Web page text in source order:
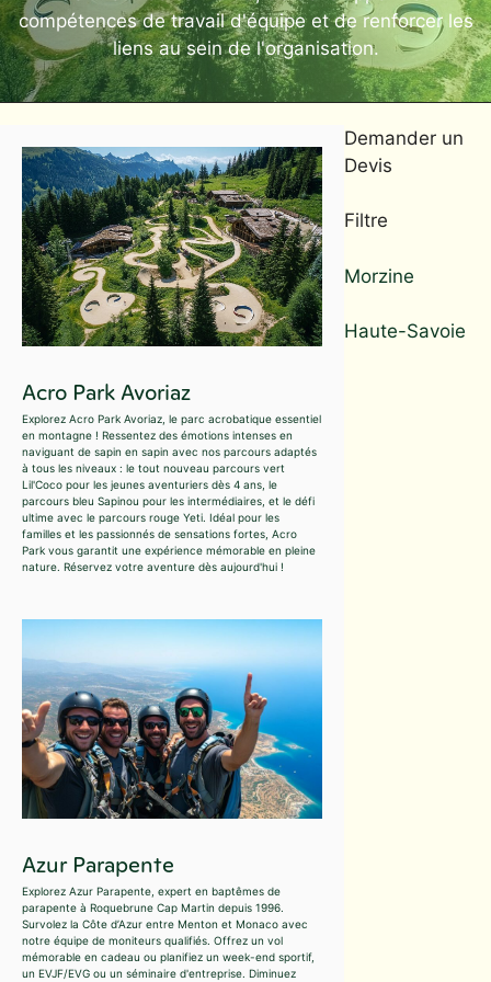
compétences de travail d'équipe et de renforcer les
liens au sein de l'organisation.
Acro Park Avoriaz
Explorez Acro Park Avoriaz, le parc acrobatique essentiel
en montagne ! Ressentez des émotions intenses en
naviguant de sapin en sapin avec nos parcours adaptés
à tous les niveaux : le tout nouveau parcours vert
Lil'Coco pour les jeunes aventuriers dès 4 ans, le
parcours bleu Sapinou pour les intermédiaires, et le défi
ultime avec le parcours rouge Yeti. Idéal pour les
familles et les passionnés de sensations fortes, Acro
Park vous garantit une expérience mémorable en pleine
nature. Réservez votre aventure dès aujourd'hui !
Azur Parapente
Explorez Azur Parapente, expert en baptêmes de
parapente à Roquebrune Cap Martin depuis 1996.
Survolez la Côte d’Azur entre Menton et Monaco avec
notre équipe de moniteurs qualifiés. Offrez un vol
mémorable en cadeau ou planifiez un week-end sportif,
un EVJF/EVG ou un séminaire d'entreprise. Diminuez
Demander un
Devis
Filtre
Morzine
Haute-Savoie